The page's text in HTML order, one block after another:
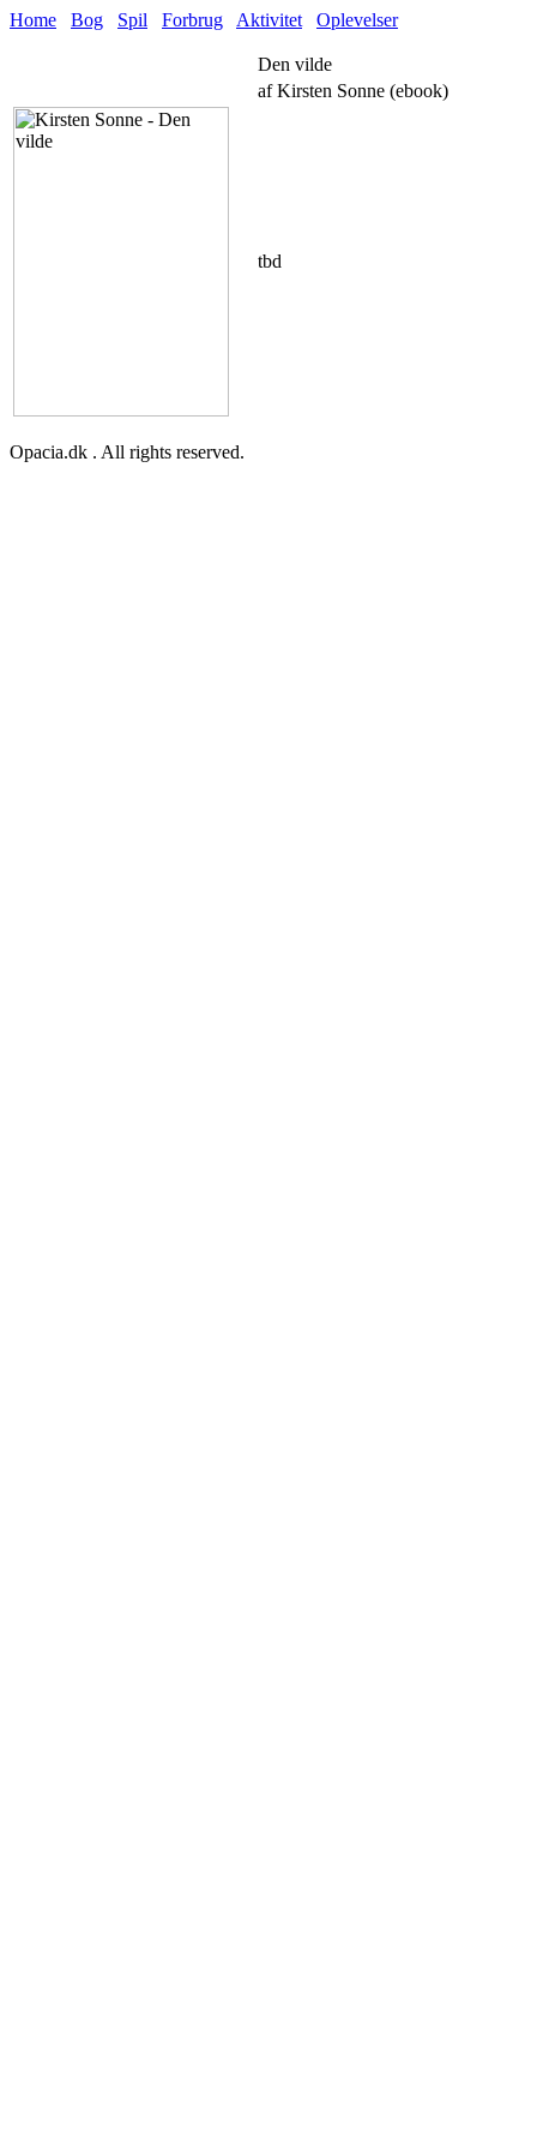
Home Bog Spil Forbrug Aktivitet Oplevelser
Den vilde
af Kirsten Sonne (ebook)
tbd
Opacia.dk . All rights reserved.